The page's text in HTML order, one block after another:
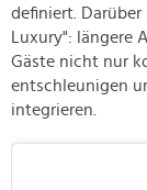
definiert.
Luxury": längere
Gäste nicht nur
entschleunigen
integrieren.